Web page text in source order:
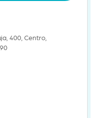
400, Centro,